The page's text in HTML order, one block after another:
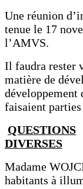
Une réunion
tenue le 17
l’AMVS.
Il faudra rester
matière de
développement
faisaient
QUESTIONS
DIVERSES
Madame
habitants à